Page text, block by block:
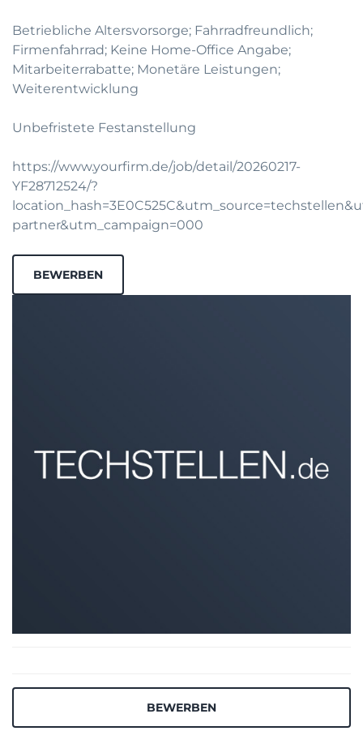
Betriebliche Altersvorsorge; Fahrradfreundlich;
Firmenfahrrad; Keine Home-Office Angabe;
Mitarbeiterrabatte; Monetäre Leistungen;
Weiterentwicklung
Unbefristete Festanstellung
https://www.yourfirm.de/job/detail/20260217-
YF28712524/?
partner&utm_campaign=000
BEWERBEN
BEWERBEN